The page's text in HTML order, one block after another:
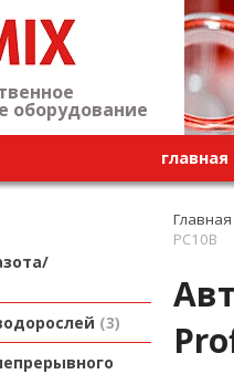
оборудование
главная
3
Главная
PC10B